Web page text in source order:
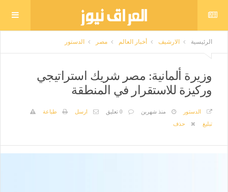
الرئيسية الارشيف أخبار العالم مصر الدستور
وزيرة ألمانية: مصر شريك استراتيجي
وركيزة للاستقرار في المنطقة
الدستور منذ شهرين 0 تعليق ارسل
طباعة
تبليغ
حذف